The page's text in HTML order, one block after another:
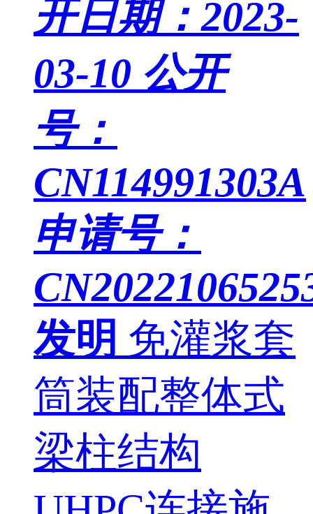
开日期：2023-
03-10 公开
号：
CN114991303A
申请号：
发明 免灌浆套
筒装配整体式
梁柱结构